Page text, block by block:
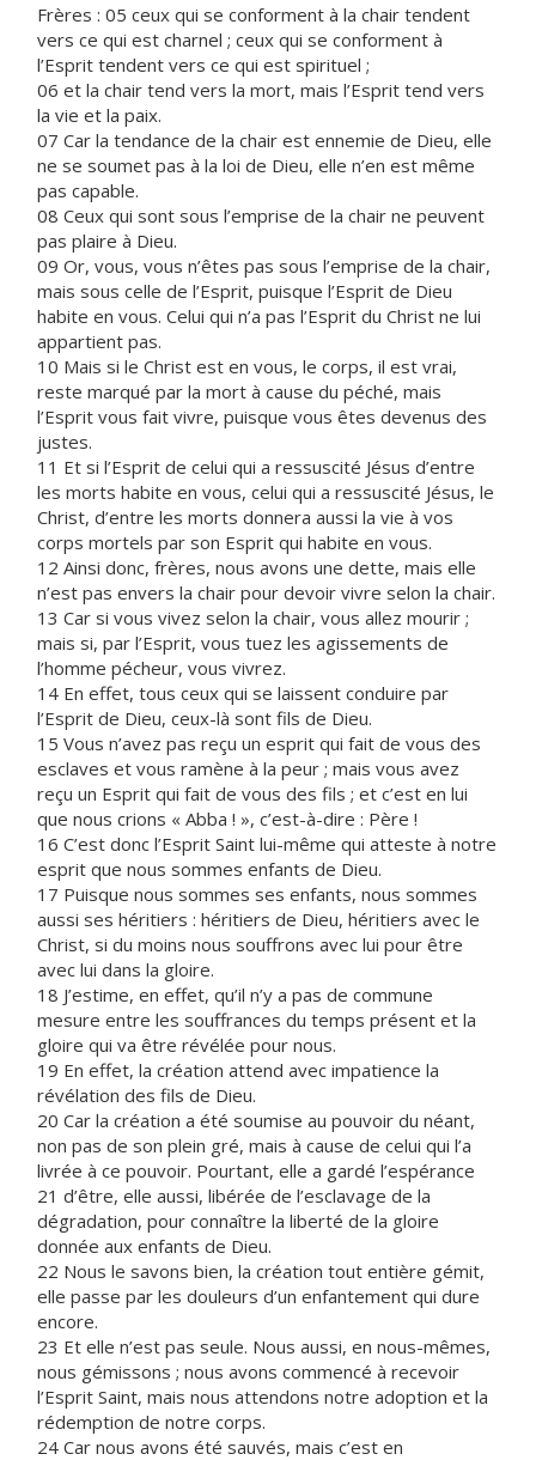
Frères : 05 ceux qui se conforment à la chair tendent
vers ce qui est charnel ; ceux qui se conforment à
l’Esprit tendent vers ce qui est spirituel ;
06 et la chair tend vers la mort, mais l’Esprit tend vers
la vie et la paix.
07 Car la tendance de la chair est ennemie de Dieu, elle
ne se soumet pas à la loi de Dieu, elle n’en est même
pas capable.
08 Ceux qui sont sous l’emprise de la chair ne peuvent
pas plaire à Dieu.
09 Or, vous, vous n’êtes pas sous l’emprise de la chair,
mais sous celle de l’Esprit, puisque l’Esprit de Dieu
habite en vous. Celui qui n’a pas l’Esprit du Christ ne lui
appartient pas.
10 Mais si le Christ est en vous, le corps, il est vrai,
reste marqué par la mort à cause du péché, mais
l’Esprit vous fait vivre, puisque vous êtes devenus des
justes.
11 Et si l’Esprit de celui qui a ressuscité Jésus d’entre
les morts habite en vous, celui qui a ressuscité Jésus, le
Christ, d’entre les morts donnera aussi la vie à vos
corps mortels par son Esprit qui habite en vous.
12 Ainsi donc, frères, nous avons une dette, mais elle
n’est pas envers la chair pour devoir vivre selon la chair.
13 Car si vous vivez selon la chair, vous allez mourir ;
mais si, par l’Esprit, vous tuez les agissements de
l’homme pécheur, vous vivrez.
14 En effet, tous ceux qui se laissent conduire par
l’Esprit de Dieu, ceux-là sont fils de Dieu.
15 Vous n’avez pas reçu un esprit qui fait de vous des
esclaves et vous ramène à la peur ; mais vous avez
reçu un Esprit qui fait de vous des fils ; et c’est en lui
que nous crions « Abba ! », c’est-à-dire : Père !
16 C’est donc l’Esprit Saint lui-même qui atteste à notre
esprit que nous sommes enfants de Dieu.
17 Puisque nous sommes ses enfants, nous sommes
aussi ses héritiers : héritiers de Dieu, héritiers avec le
Christ, si du moins nous souffrons avec lui pour être
avec lui dans la gloire.
18 J’estime, en effet, qu’il n’y a pas de commune
mesure entre les souffrances du temps présent et la
gloire qui va être révélée pour nous.
19 En effet, la création attend avec impatience la
révélation des fils de Dieu.
20 Car la création a été soumise au pouvoir du néant,
non pas de son plein gré, mais à cause de celui qui l’a
livrée à ce pouvoir. Pourtant, elle a gardé l’espérance
21 d’être, elle aussi, libérée de l’esclavage de la
dégradation, pour connaître la liberté de la gloire
donnée aux enfants de Dieu.
22 Nous le savons bien, la création tout entière gémit,
elle passe par les douleurs d’un enfantement qui dure
encore.
23 Et elle n’est pas seule. Nous aussi, en nous-mêmes,
nous gémissons ; nous avons commencé à recevoir
l’Esprit Saint, mais nous attendons notre adoption et la
rédemption de notre corps.
24 Car nous avons été sauvés, mais c’est en